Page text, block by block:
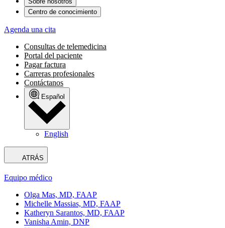
Centro de conocimiento
Agenda una cita
Consultas de telemedicina
Portal del paciente
Pagar factura
Carreras profesionales
Contáctanos
Español
English
ATRÁS
Equipo médico
Olga Mas, MD, FAAP
Michelle Massias, MD, FAAP
Katheryn Sarantos, MD, FAAP
Vanisha Amin, DNP